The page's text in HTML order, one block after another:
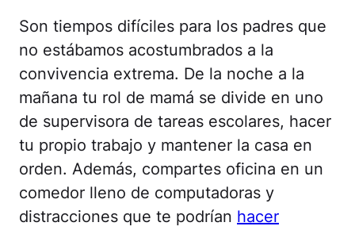
Son tiempos difíciles para los padres que
no estábamos acostumbrados a la
convivencia extrema. De la noche a la
mañana tu rol de mamá se divide en uno
de supervisora de tareas escolares, hacer
tu propio trabajo y mantener la casa en
orden. Además, compartes oficina en un
comedor lleno de computadoras y
distracciones que te podrían hacer